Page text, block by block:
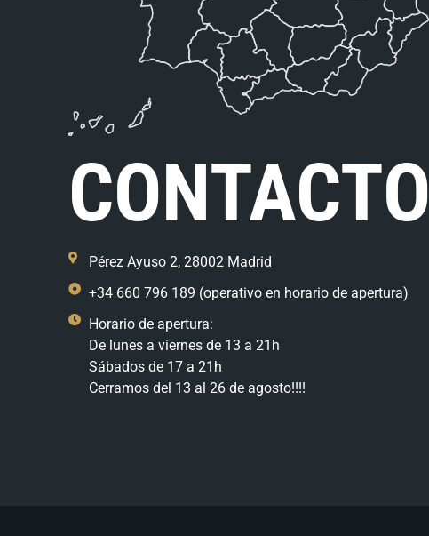
CONTACTO
Pérez Ayuso 2, 28002 Madrid
+34 660 796 189 (operativo en horario de apertura)
Horario de apertura:
De lunes a viernes de 13 a 21h
Sábados de 17 a 21h
Cerramos del 13 al 26 de agosto!!!!